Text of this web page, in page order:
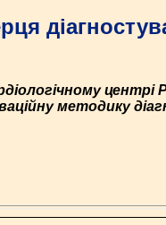
центрі
методику